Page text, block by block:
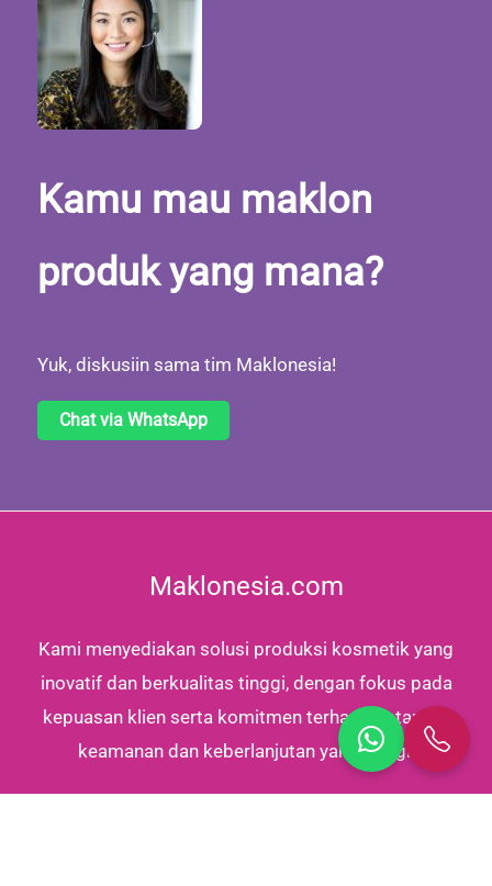
Kamu mau maklon
produk yang mana?
Yuk, diskusiin sama tim Maklonesia!
Chat via WhatsApp
Maklonesia.com
Kami menyediakan solusi produksi kosmetik yang
inovatif dan berkualitas tinggi, dengan fokus pada
kepuasan klien serta komitmen terhadap standar
keamanan dan keberlanjutan yang tinggi.